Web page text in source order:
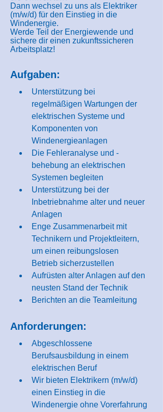
Dann wechsel zu uns als Elektriker
(m/w/d) für den Einstieg in die
Windenergie.
Werde Teil der Energiewende und
sichere dir einen zukunftssicheren
Arbeitsplatz!
Aufgaben:
Unterstützung bei
regelmäßigen Wartungen der
elektrischen Systeme und
Komponenten von
Windenergieanlagen
Die Fehleranalyse und -
behebung an elektrischen
Systemen begleiten
Unterstützung bei der
Inbetriebnahme alter und neuer
Anlagen
Enge Zusammenarbeit mit
Technikern und Projektleitern,
um einen reibungslosen
Betrieb sicherzustellen
Aufrüsten alter Anlagen auf den
neusten Stand der Technik
Berichten an die Teamleitung
Anforderungen:
Abgeschlossene
Berufsausbildung in einem
elektrischen Beruf
Wir bieten Elektrikern (m/w/d)
einen Einstieg in die
Windenergie ohne Vorerfahrung